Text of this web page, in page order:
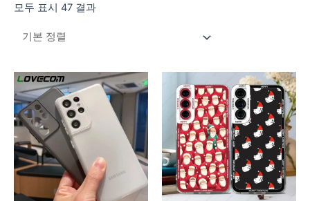
모두 표시 47 결과